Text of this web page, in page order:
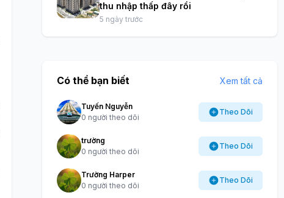
thu nhập thấp đây rồi
5 ngày trước
Có thể bạn biết Xem tất cả
Tuyến Nguyễn
0 người theo dõi
Theo Dõi
trường
0 người theo dõi
Theo Dõi
Trường Harper
0 người theo dõi
Theo Dõi